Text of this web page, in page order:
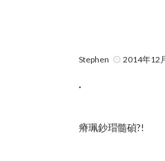
Stephen 2014年12
.
瘠珮鈔瑁髓碵?!